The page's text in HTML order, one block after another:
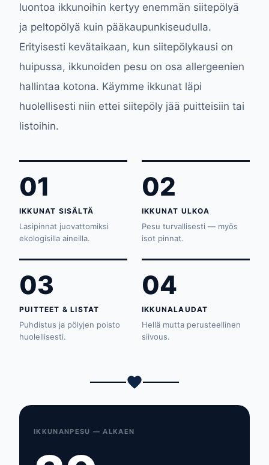
luontoa ikkunoihin kertyy enemmän siitepölyä
ja peltopölyä kuin pääkaupunkiseudulla.
Erityisesti kevätaikaan, kun siitepölykausi on
huipussa, ikkunoiden pesu on osa allergeenien
hallintaa kotona. Käymme ikkunat läpi
huolellisesti niin ettei siitepöly jää puitteisiin tai
listoihin.
01
IKKUNAT SISÄLTÄ
Lasipinnat juovattomiksi
ekologisilla aineilla.
02
IKKUNAT ULKOA
Pesu turvallisesti — myös
isot pinnat.
03
PUITTEET & LISTAT
Puhdistus ja pölyjen poisto
huolellisesti.
04
IKKUNALAUDAT
Hellä mutta perusteellinen
siivous.
IKKUNANPESU — ALKAEN